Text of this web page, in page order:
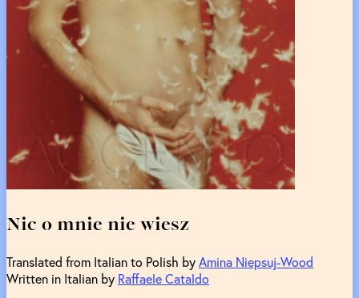
Nic o mnie nie wiesz
Translated from Italian to Polish byAmina Niepsuj-Wood
Written in Italian by Raffaele Cataldo